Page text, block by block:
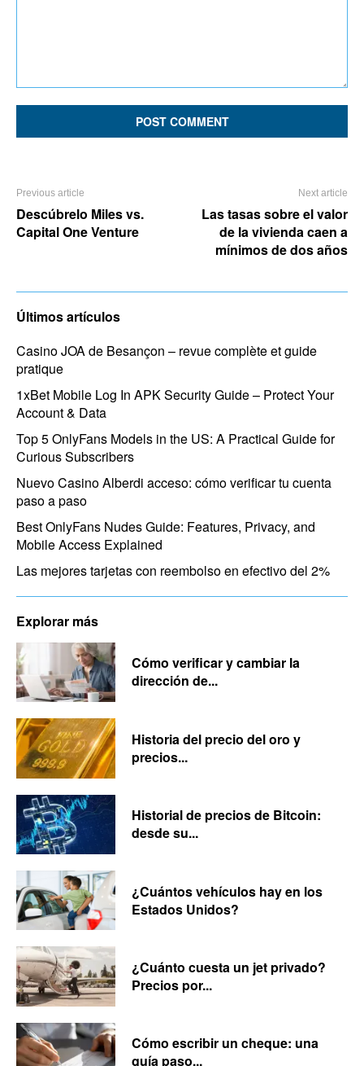
Previous article
Descúbrelo Miles vs.
Capital One Venture
Next article
Las tasas sobre el valor
de la vivienda caen a
mínimos de dos años
Últimos artículos
Casino JOA de Besançon – revue complète et guide
pratique
1xBet Mobile Log In APK Security Guide – Protect Your
Account & Data
Top 5 OnlyFans Models in the US: A Practical Guide for
Curious Subscribers
Nuevo Casino Alberdi acceso: cómo verificar tu cuenta
paso a paso
Best OnlyFans Nudes Guide: Features, Privacy, and
Mobile Access Explained
Las mejores tarjetas con reembolso en efectivo del 2%
Explorar más
Cómo verificar y cambiar la
dirección de...
Historia del precio del oro y
precios...
Historial de precios de Bitcoin:
desde su...
¿Cuántos vehículos hay en los
Estados Unidos?
¿Cuánto cuesta un jet privado?
Precios por...
Cómo escribir un cheque: una
guía paso...